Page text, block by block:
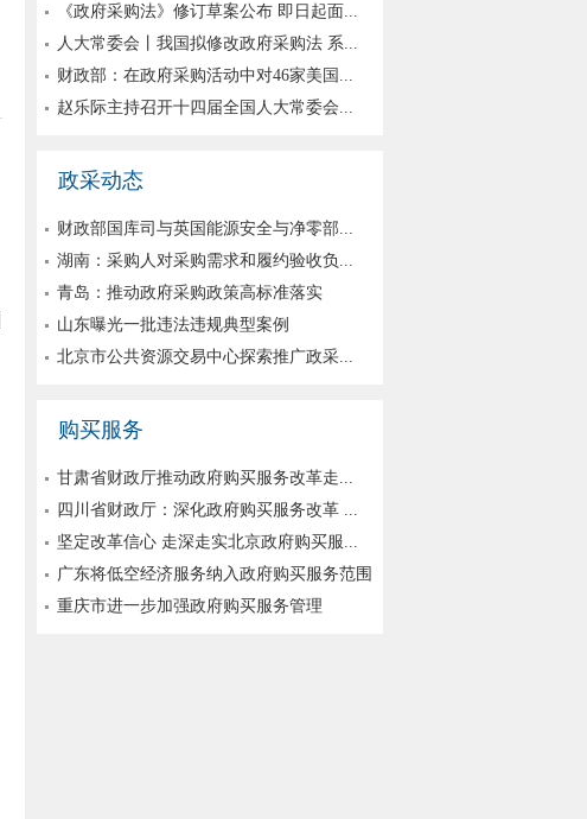
《政府采购法》修订草案公布 即日起面...
人大常委会丨我国拟修改政府采购法 系...
财政部：在政府采购活动中对46家美国...
赵乐际主持召开十四届全国人大常委会...
政采动态
财政部国库司与英国能源安全与净零部...
湖南：采购人对采购需求和履约验收负...
青岛：推动政府采购政策高标准落实
山东曝光一批违法违规典型案例
北京市公共资源交易中心探索推广政采...
购买服务
甘肃省财政厅推动政府购买服务改革走...
四川省财政厅：深化政府购买服务改革 ...
坚定改革信心 走深走实北京政府购买服...
广东将低空经济服务纳入政府购买服务范围
重庆市进一步加强政府购买服务管理